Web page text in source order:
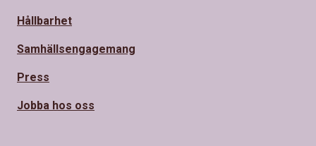
Hållbarhet
Samhällsengagemang
Press
Jobba hos oss